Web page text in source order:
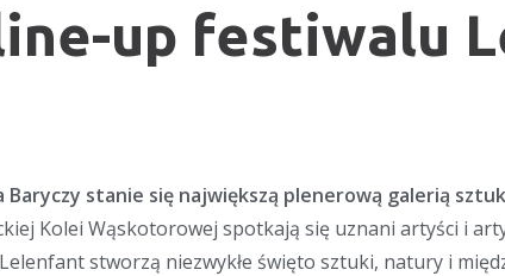
up festiwalu
Baryczy stanie się największą plenerową galerią
Kolei Wąskotorowej spotkają się uznani artyści i
stworzą niezwykłe święto sztuki, natury i